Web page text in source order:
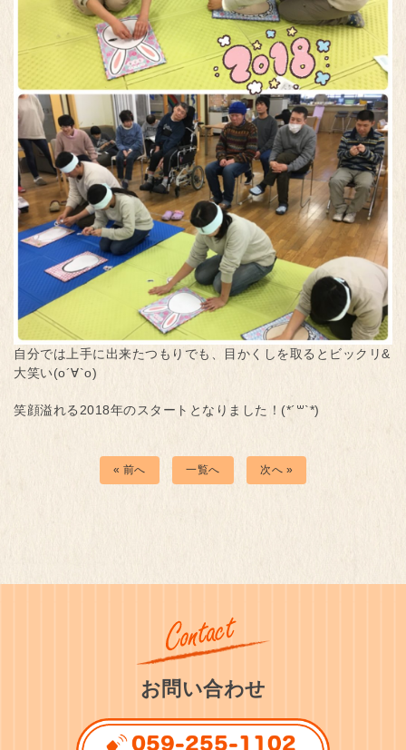
自分では上手に出来たつもりでも、目かくしを取るとビックリ&
大笑い(о´∀`о)
笑顔溢れる2018年のスタートとなりました！(*´꒳`*)
« 前へ 一覧へ 次へ »
お問い合わせ